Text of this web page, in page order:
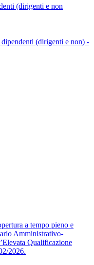
(dirigenti e non
(dirigenti e non) -
a tempo pieno e
Amministrativo-
Qualificazione
2026.